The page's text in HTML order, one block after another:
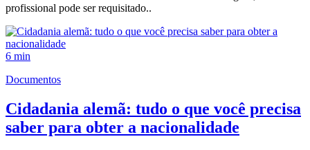
profissional pode ser requisitado..
6 min
Documentos
Cidadania alemã: tudo o que você precisa
saber para obter a nacionalidade